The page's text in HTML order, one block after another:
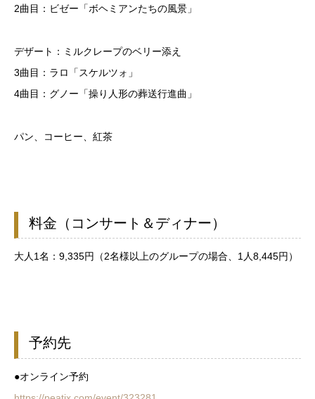
2曲目：ビゼー「ボヘミアンたちの風景」
デザート：ミルクレープのベリー添え
3曲目：ラロ「スケルツォ」
4曲目：グノー「操り人形の葬送行進曲」
パン、コーヒー、紅茶
料金（コンサート＆ディナー）
大人1名：9,335円（2名様以上のグループの場合、1人8,445円）
予約先
●オンライン予約